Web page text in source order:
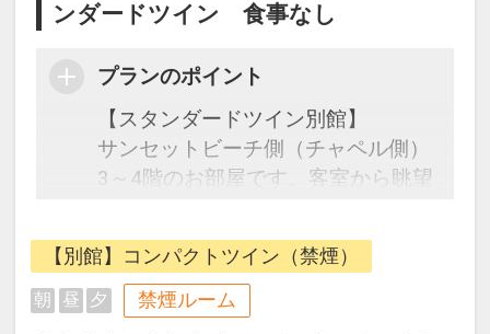
ンダードツイン 食事なし
プランのポイント
【スタンダードツイン別館】
サンセットビーチ側（チャペル側）
3～4階のお部屋です。客室から眺望
ても使い勝手のいいお部屋です。ご
家族・グループ旅行に適していま
す。
【別館】コンパクトツイン（禁煙）
朝 昼 夕 禁煙ルーム